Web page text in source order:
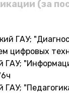
(за
ГАУ;
цифровых